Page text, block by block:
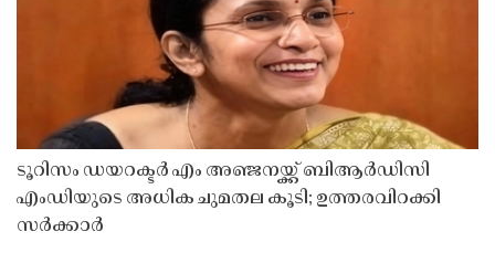
ടൂറിസം ഡയറക്ടർ എം അഞ്ജനയ്ക്ക് ബിആർഡിസി
എംഡിയുടെ അധിക ചുമതല കൂടി; ഉത്തരവിറക്കി
സർക്കാർ